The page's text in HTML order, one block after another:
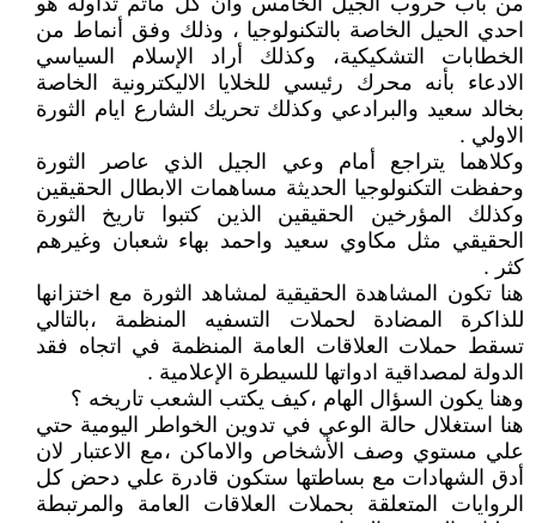
احدي الحيل الخاصة بالتكنولوجيا ، وذلك وفق أنماط من
الخطابات التشكيكية، وكذلك أراد الإسلام السياسي
الادعاء بأنه محرك رئيسي للخلايا الاليكترونية الخاصة
بخالد سعيد والبرادعي وكذلك تحريك الشارع ايام الثورة
الاولي .
وكلاهما يتراجع أمام وعي الجيل الذي عاصر الثورة
وحفظت التكنولوجيا الحديثة مساهمات الابطال الحقيقين
وكذلك المؤرخين الحقيقين الذين كتبوا تاريخ الثورة
الحقيقي مثل مكاوي سعيد واحمد بهاء شعبان وغيرهم
كثر .
هنا تكون المشاهدة الحقيقية لمشاهد الثورة مع اختزانها
للذاكرة المضادة لحملات التسفيه المنظمة ،بالتالي
تسقط حملات العلاقات العامة المنظمة في اتجاه فقد
الدولة لمصداقية ادواتها للسيطرة الإعلامية .
وهنا يكون السؤال الهام ،كيف يكتب الشعب تاريخه ؟
هنا استغلال حالة الوعي في تدوين الخواطر اليومية حتي
علي مستوي وصف الأشخاص والاماكن ،مع الاعتبار لان
أدق الشهادات مع بساطتها ستكون قادرة علي دحض كل
الروايات المتعلقة بحملات العلاقات العامة والمرتبطة